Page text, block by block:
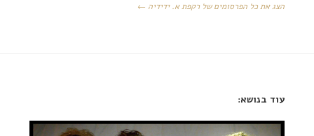
הצג את כל הפרסומים של רקפת א. ידידיה ←
עוד בנושא: